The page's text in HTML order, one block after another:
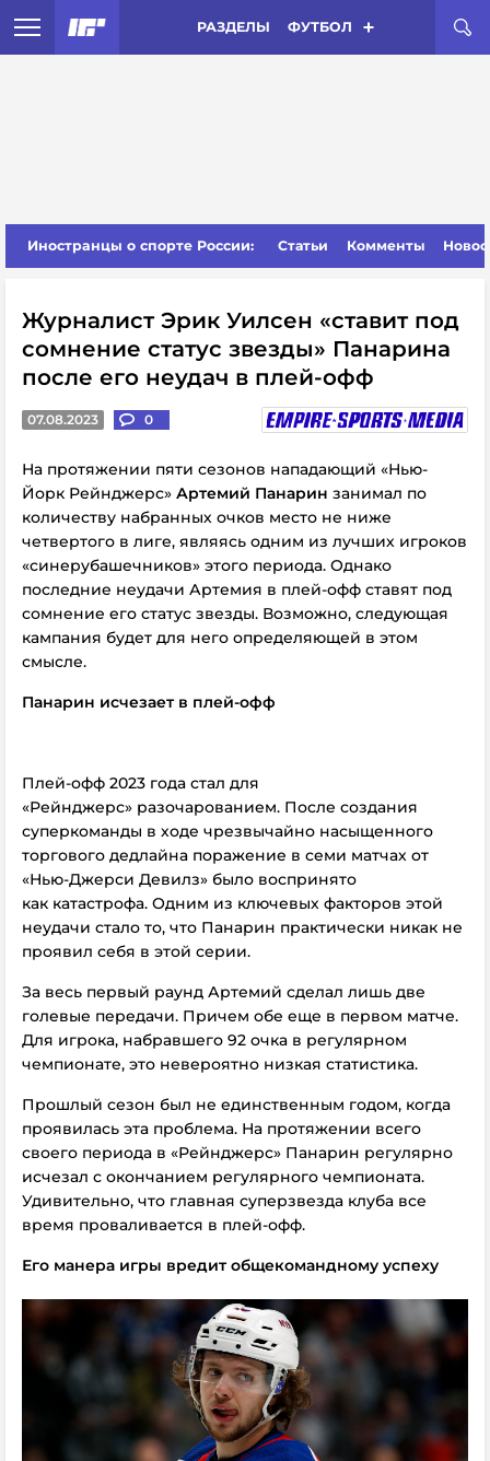
РАЗДЕЛЫ ФУТБОЛ
Иностранцы о спорте России: Статьи Комменты
Журналист Эрик Уилсен «ставит под
сомнение статус звезды» Панарина
после его неудач в плей-офф
07.08.2023 0
На протяжении пяти сезонов нападающий «Нью-
Йорк Рейнджерс» Артемий Панарин занимал по
количеству набранных очков место не ниже
четвертого в лиге, являясь одним из лучших игроков
«синерубашечников» этого периода. Однако
последние неудачи Артемия в плей-офф ставят под
сомнение его статус звезды. Возможно, следующая
кампания будет для него определяющей в этом
смысле.
Панарин исчезает в плей-офф
Плей-офф 2023 года стал для
«Рейнджерс» разочарованием. После создания
суперкоманды в ходе чрезвычайно насыщенного
торгового дедлайна поражение в семи матчах от
«Нью-Джерси Девилз» было воспринято
как катастрофа. Одним из ключевых факторов этой
неудачи стало то, что Панарин практически никак не
проявил себя в этой серии.
За весь первый раунд Артемий сделал лишь две
голевые передачи. Причем обе еще в первом матче.
Для игрока, набравшего 92 очка в регулярном
чемпионате, это невероятно низкая статистика.
Прошлый сезон был не единственным годом, когда
проявилась эта проблема. На протяжении всего
своего периода в «Рейнджерс» Панарин регулярно
исчезал с окончанием регулярного чемпионата.
Удивительно, что главная суперзвезда клуба все
время проваливается в плей-офф.
Его манера игры вредит общекомандному успеху